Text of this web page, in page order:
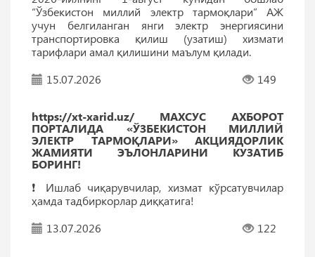
“Ўзбекистон миллий электр тармоқлари” АЖ
учун белгиланган янги электр энергиясини
транспортировка қилиш (узатиш) хизмати
тарифлари амал қилишини маълум қилади.
15.07.2026
149
https://xt-xarid.uz/ МАХСУС АХБОРОТ
ПОРТАЛИДА «ЎЗБЕКИСТОН МИЛЛИЙ
ЭЛЕКТР ТАРМОҚЛАРИ» АКЦИЯДОРЛИК
ЖАМИЯТИ ЭЪЛОНЛАРИНИ КУЗАТИБ
БОРИНГ!
❗️ Ишлаб чиқарувчилар, хизмат кўрсатувчилар
ҳамда тадбиркорлар диққатига!
13.07.2026
122